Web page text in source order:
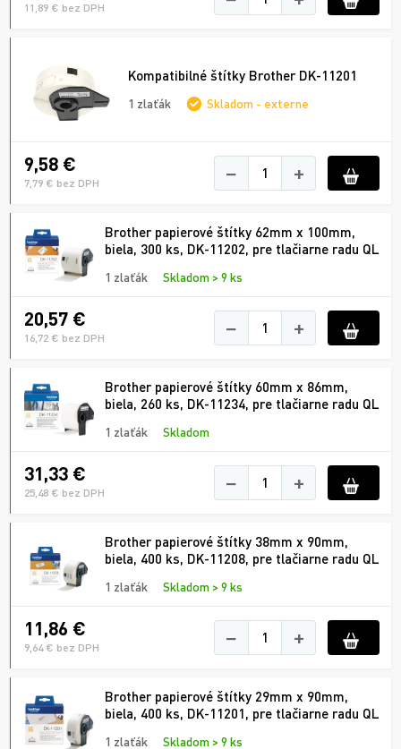
11,89 € bez DPH
Kompatibilné štítky Brother DK-11201
1 zlaťák Skladom - externe
9,58 €
7,79 € bez DPH − +
Brother papierové štítky 62mm x 100mm,
biela, 300 ks, DK-11202, pre tlačiarne radu QL
1 zlaťák Skladom > 9 ks
20,57 €
16,72 € bez DPH − +
Brother papierové štítky 60mm x 86mm,
biela, 260 ks, DK-11234, pre tlačiarne radu QL
1 zlaťák Skladom
31,33 €
25,48 € bez DPH − +
Brother papierové štítky 38mm x 90mm,
biela, 400 ks, DK-11208, pre tlačiarne radu QL
1 zlaťák Skladom > 9 ks
11,86 €
9,64 € bez DPH − +
Brother papierové štítky 29mm x 90mm,
biela, 400 ks, DK-11201, pre tlačiarne radu QL
1 zlaťák Skladom > 9 ks